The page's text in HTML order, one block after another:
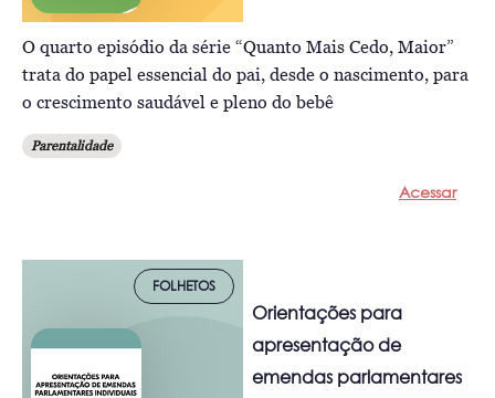
O quarto episódio da série “Quanto Mais Cedo, Maior”
trata do papel essencial do pai, desde o nascimento, para
o crescimento saudável e pleno do bebê
Parentalidade
Acessar
FOLHETOS
Orientações para
apresentação de
emendas parlamentares